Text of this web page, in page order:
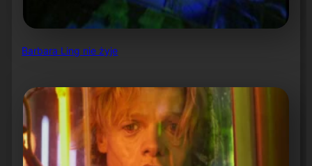
Barbara Ling nie żyje